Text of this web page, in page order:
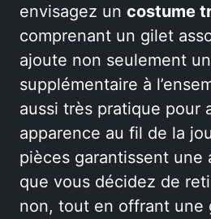
envisagez un costume
comprenant un gilet
ajoute non seulement
supplémentaire à
aussi très pratique pour
apparence au fil de la
pièces garantissent une
que vous décidez de
non, tout en offrant une